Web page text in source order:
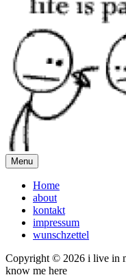
Menu
Home
about
kontakt
impressum
wunschzettel
Copyright © 2026 i live in
know me here